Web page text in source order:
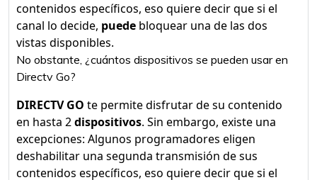
contenidos específicos, eso quiere decir que si el
canal lo decide, puede bloquear una de las dos
vistas disponibles.
No obstante, ¿cuántos dispositivos se pueden usar en
Directv Go?
DIRECTV GO te permite disfrutar de su contenido
en hasta 2dispositivos. Sin embargo, existe una
excepciones: Algunos programadores eligen
deshabilitar una segunda transmisión de sus
contenidos específicos, eso quiere decir que si el